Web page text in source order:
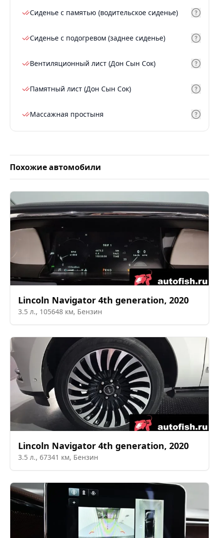
Сиденье с памятью (водительское сиденье)
Сиденье с подогревом (заднее сиденье)
Вентиляционный лист (Дон Сын Сок)
Памятный лист (Дон Сын Сок)
Массажная простыня
Похожие автомобили
Lincoln Navigator 4th generation, 2020
3.5 л., 105648 км, Бензин
Lincoln Navigator 4th generation, 2020
3.5 л., 67341 км, Бензин